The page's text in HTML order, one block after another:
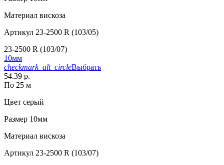
Материал вискоза
Артикул 23-2500 R (103/05)
23-2500 R (103/07)
10мм
checkmark_alt_circleВыбрать
54.39 р.
По 25 м
Цвет серый
Размер 10мм
Материал вискоза
Артикул 23-2500 R (103/07)